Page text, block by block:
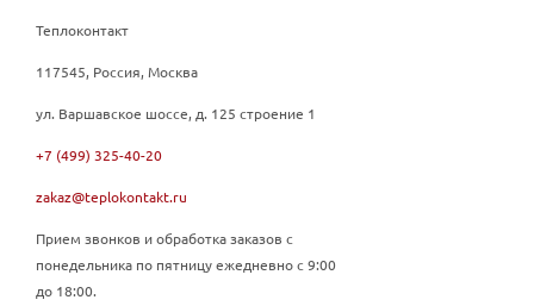
Теплоконтакт
117545, Россия, Москва
ул. Варшавское шоссе, д. 125 строение 1
+7 (499) 325-40-20
zakaz@teplokontakt.ru
Прием звонков и обработка заказов с
понедельника по пятницу ежедневно с 9:00
до 18:00.